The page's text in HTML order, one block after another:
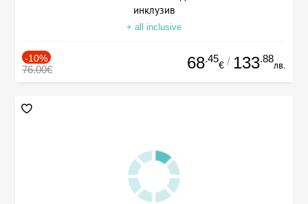
инклузив
+ all inclusive
-10%
76.00€ 68.45
€ / 133.88
лв.